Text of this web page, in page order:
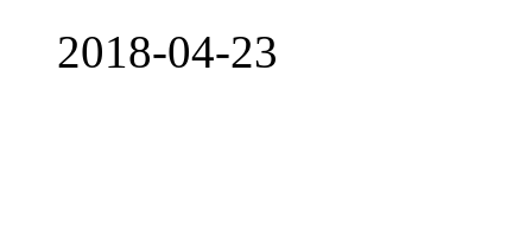
2018-04-23